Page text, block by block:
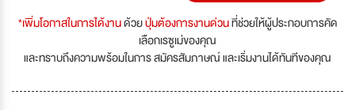
*เพิ่มโอกาสในการได้งานด้วยปุ่มต้องการงานด่วนที่ช่วยให้ผู้ประกอบการคัด
เลือกเรซูเม่ของคุณ
และทราบถึงความพร้อมในการ สมัครสัมภาษณ์ และเริ่มงานได้ทันทีของคุณ